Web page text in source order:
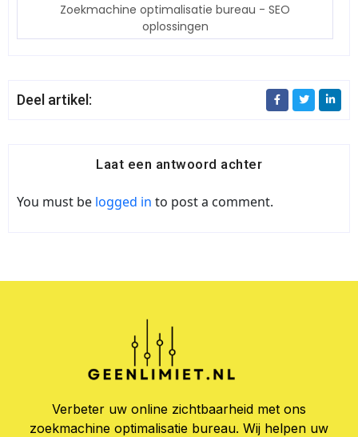
Zoekmachine optimalisatie bureau - SEO
oplossingen
Deel artikel:
Laat een antwoord achter
You must be logged in to post a comment.
Verbeter uw online zichtbaarheid met ons
zoekmachine optimalisatie bureau. Wij helpen uw